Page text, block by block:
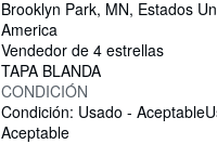
Brooklyn Park, MN, Estados
America
Vendedor de 4 estrellas
TAPA BLANDA
CONDICIÓN
Condición: Usado - Aceptable
Aceptable